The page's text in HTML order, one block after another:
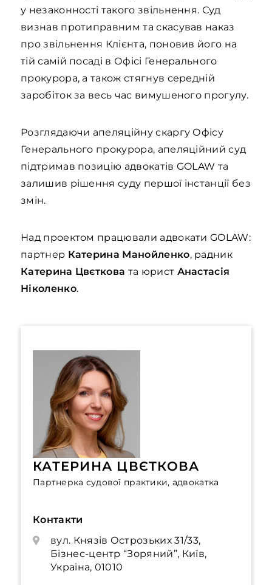
у незаконності такого звільнення. Суд
визнав протиправним та скасував наказ
про звільнення Клієнта, поновив його на
тій самій посаді в Офісі Генерального
прокурора, а також стягнув середній
заробіток за весь час вимушеного прогулу.
Розглядаючи апеляційну скаргу Офісу
Генерального прокурора, апеляційний суд
підтримав позицію адвокатів GOLAW та
залишив рішення суду першої інстанції без
змін.
Над проектом працювали адвокати GOLAW:
партнер Катерина Манойленко, радник
Катерина Цвєткова та юрист Анастасія
Ніколенко.
КАТЕРИНА ЦВЄТКОВА
Партнерка судової практики, адвокатка
Контакти
вул. Князів Острозьких 31/33,
Бізнес-центр “Зоряний”, Київ,
Україна, 01010